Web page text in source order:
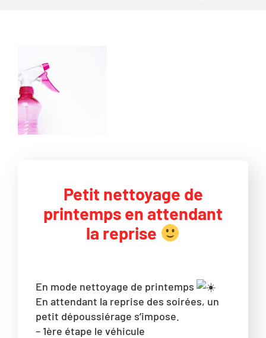
Petit nettoyage de
printemps en attendant
la reprise
En mode nettoyage de printemps
En attendant la reprise des soirées, un
petit dépoussiérage s’impose.
– 1ère étape le véhicule